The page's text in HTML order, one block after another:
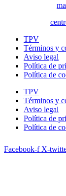
TPV
Términos y
Aviso legal
Política de
Política de
TPV
Términos y
Aviso legal
Política de
Política de
Facebook-f X-